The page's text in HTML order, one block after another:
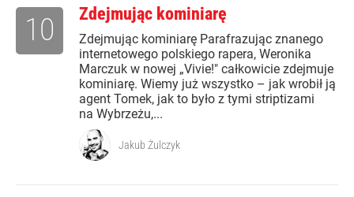
Zdejmując kominiarę
Zdejmując kominiarę Parafrazując znanego
internetowego polskiego rapera, Weronika
Marczuk w nowej „Vivie!" całkowicie zdejmuje
kominiarę. Wiemy już wszystko – jak wrobił ją
agent Tomek, jak to było z tymi striptizami
na Wybrzeżu,...
10
Jakub Żulczyk